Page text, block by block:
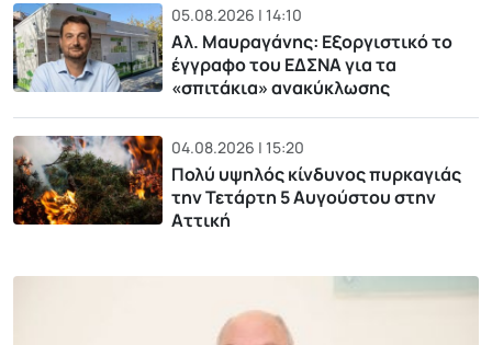
05.08.2026 | 14:10
Αλ. Μαυραγάνης: Εξοργιστικό το
έγγραφο του ΕΔΣΝΑ για τα
«σπιτάκια» ανακύκλωσης
04.08.2026 | 15:20
Πολύ υψηλός κίνδυνος πυρκαγιάς
την Τετάρτη 5 Αυγούστου στην
Αττική